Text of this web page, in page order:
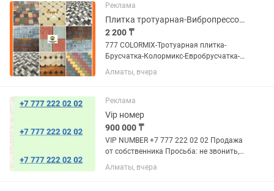
или личного...
Реклама
Плитка тротуарная-Вибропрессованная брусчатка-COLORMIX
2 200 ₸
777 COLORMIX-Тротуарная плитка-
Брусчатка-Колормикс-Евробрусчатка-
Брусчатка Алматы-Плитка тротуарная-
Брусчатка Алматы завод Если Вы не
нам на номер Билайн, мы...
Алматы, вчера
Реклама
Vip номер
900 000 ₸
VIP NUMBER +7 777 222 02 02 Продажа
от собственника Просьба: не звонить,
писать на номер;
Алматы, вчера